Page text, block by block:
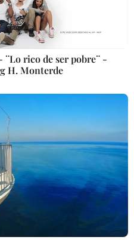
¨Lo rico de ser pobre¨ -
H. Monterde